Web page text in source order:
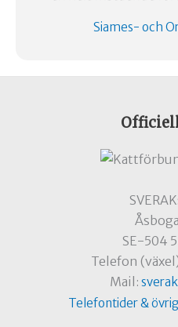
Siames- och
SE-504
Telefon
Mail:
Telefontider &